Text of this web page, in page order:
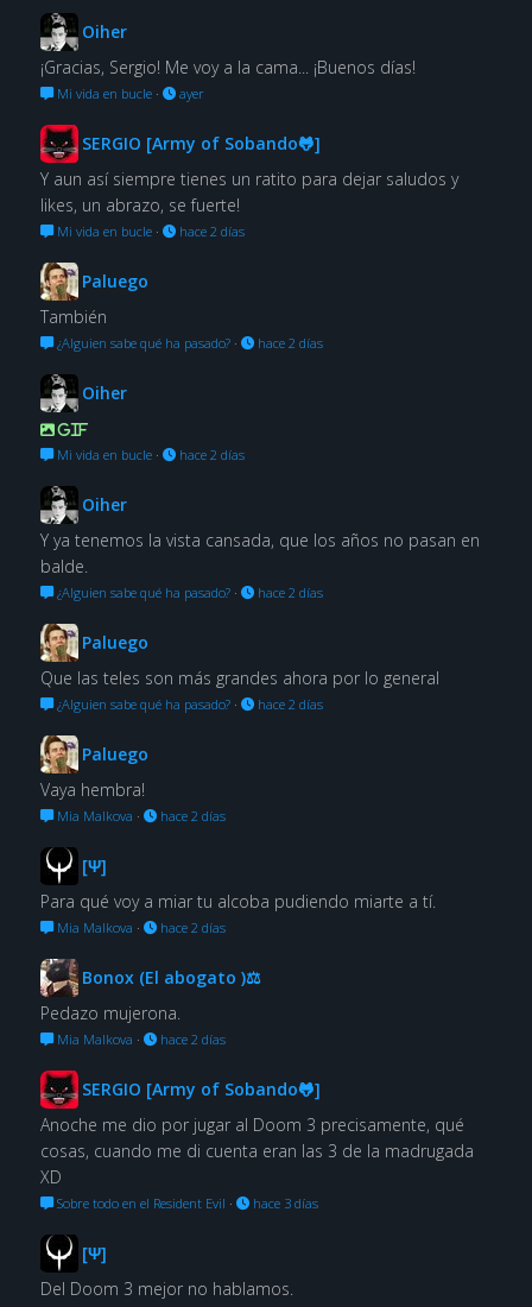
Oiher
¡Gracias, Sergio! Me voy a la cama... ¡Buenos días!
Mi vida en bucle· ayer
SERGIO [Army of Sobando🐸]
Y aun así siempre tienes un ratito para dejar saludos y
likes, un abrazo, se fuerte!
Mi vida en bucle· hace 2 días
Paluego
También
¿Alguien sabe qué ha pasado?· hace 2 días
Oiher
GIF
Mi vida en bucle· hace 2 días
Oiher
Y ya tenemos la vista cansada, que los años no pasan en
balde.
¿Alguien sabe qué ha pasado?· hace 2 días
Paluego
Que las teles son más grandes ahora por lo general
¿Alguien sabe qué ha pasado?· hace 2 días
Paluego
Vaya hembra!
Mia Malkova · hace 2 días
[Ψ]
Para qué voy a miar tu alcoba pudiendo miarte a tí.
Mia Malkova · hace 2 días
Bonox (El abogato )⚖
Pedazo mujerona.
Mia Malkova · hace 2 días
SERGIO [Army of Sobando🐸]
Anoche me dio por jugar al Doom 3 precisamente, qué
cosas, cuando me di cuenta eran las 3 de la madrugada
XD
Sobre todo en el Resident Evil · hace 3 días
[Ψ]
Del Doom 3 mejor no hablamos.